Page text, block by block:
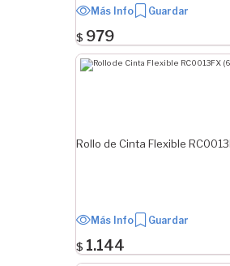
Más Info Guardar
$ 979
Rollo de Cinta Flexible
Más Info Guardar
$ 1.144